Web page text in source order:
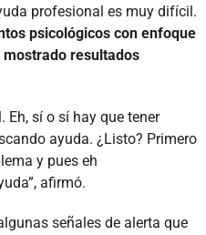
profesional es muy difícil.
psicológicos con enfoque
resultados
Eh, sí o sí hay que tener
ayuda. ¿Listo? Primero
y pues eh
afirmó.
señales de alerta que